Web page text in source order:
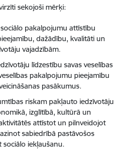
sekojoši mērķi:
pakalpojumu attīstību
dažādību, kvalitāti un
vajadzībām.
līdzestību savas veselības
pakalpojumu pieejamību
pasākumus.
riskam pakļauto iedzīvotāju
izglītībā, kultūrā un
attīstot un pilnveidojot
sabiedrībā pastāvošos
iekļaušanu.